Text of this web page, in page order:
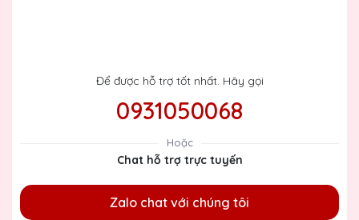
Để được hỗ trợ tốt nhất. Hãy gọi
0931050068
Hoặc
Chat hỗ trợ trực tuyến
Zalo chat với chúng tôi